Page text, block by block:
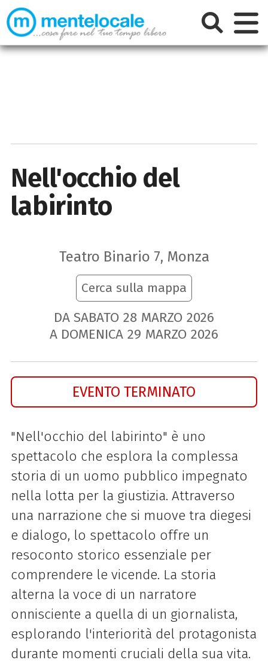
Nell'occhio del
labirinto
Teatro Binario 7, Monza
Cerca sulla mappa
DA SABATO 28 MARZO 2026
A DOMENICA 29 MARZO 2026
EVENTO TERMINATO
"Nell'occhio del labirinto" è uno
spettacolo che esplora la complessa
storia di un uomo pubblico impegnato
nella lotta per la giustizia. Attraverso
una narrazione che si muove tra diegesi
e dialogo, lo spettacolo offre un
resoconto storico essenziale per
comprendere le vicende. La storia
alterna la voce di un narratore
onnisciente a quella di un giornalista,
esplorando l'interiorità del protagonista
durante momenti cruciali della sua vita.